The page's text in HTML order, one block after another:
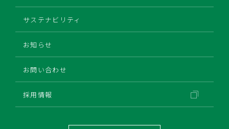
サステナビリティ
お知らせ
お問い合わせ
採用情報